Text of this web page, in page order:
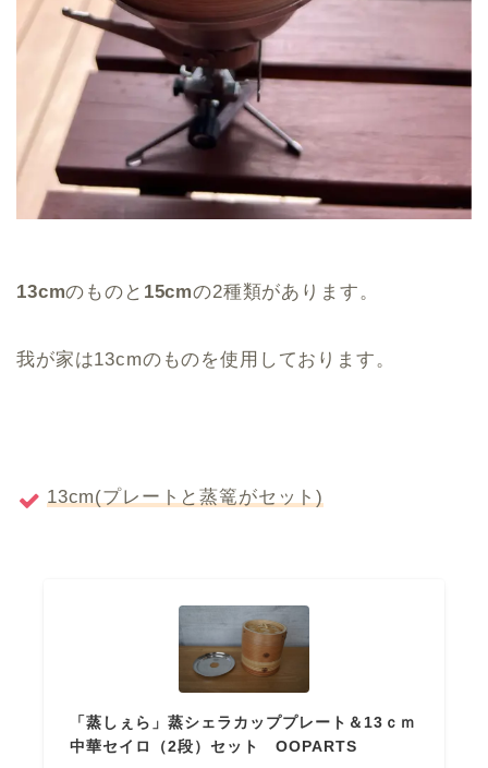
13cmのものと 15cmの2種類があります。
我が家は13cmのものを使用しております。
13cm(プレートと蒸篭がセット)
「蒸しぇら」蒸シェラカッププレート＆13ｃｍ
中華セイロ（2段）セット OOPARTS